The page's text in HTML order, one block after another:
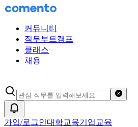
커뮤니티
직무부트캠프
클래스
채용
가입/로그인대학교육기업교육